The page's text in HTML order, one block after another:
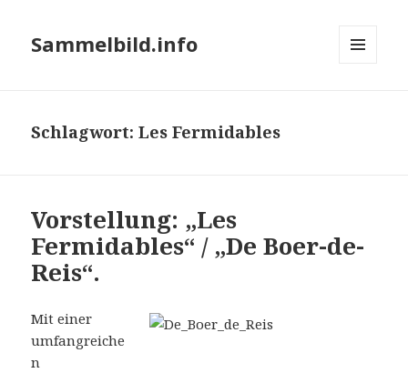
Sammelbild.info
Schlagwort:Les Fermidables
Vorstellung: „Les
Fermidables“ / „De Boer-de-
Reis“.
Mit einer
umfangreiche
n